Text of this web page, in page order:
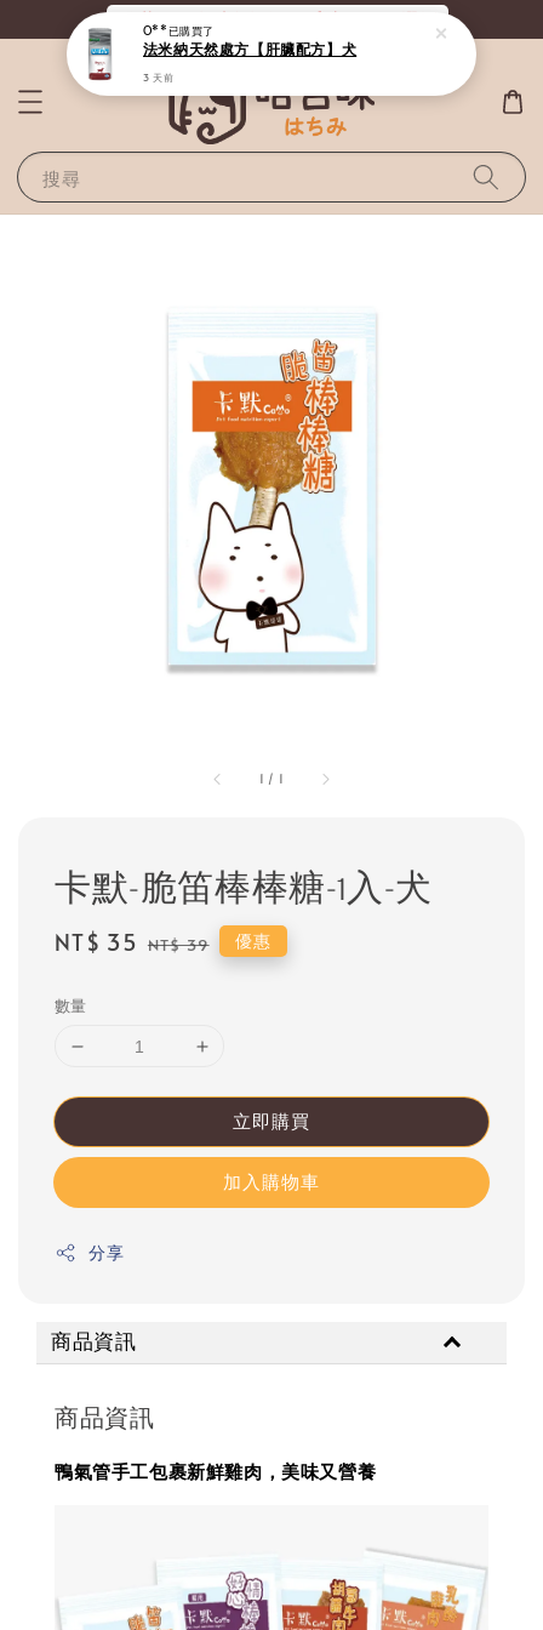
《滿800全站免運》給毛孩最好的選擇
搜尋
1 / 1
卡默-脆笛棒棒糖-1入-犬
Sale
NT$ 35 Regular
NT$ 39 優惠
數量
立即購買
加入購物車
分享
商品資訊
商品資訊
鴨氣管手工包裹新鮮雞肉，美味又營養
O**已購買了
法米納天然處方【肝臟配方】犬
3 天前